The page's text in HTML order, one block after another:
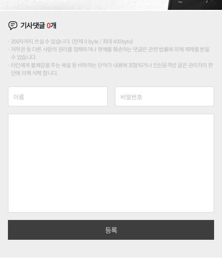
기사댓글0개
200자까지 쓰실 수 있습니다. (현재 0 byte / 최대 400byte)
저작권 등 다른 사람의 권리를 침해하거나 명예를 훼손하는 댓글은 관련 법률에 의해 제재를 받을
수 있습니다.
타인에게 불쾌감을 주는 욕설 등 비하하는 단어가 내용에 포함되거나 인신공격성 글은 관리자의 판
단에 의해 삭제 합니다.